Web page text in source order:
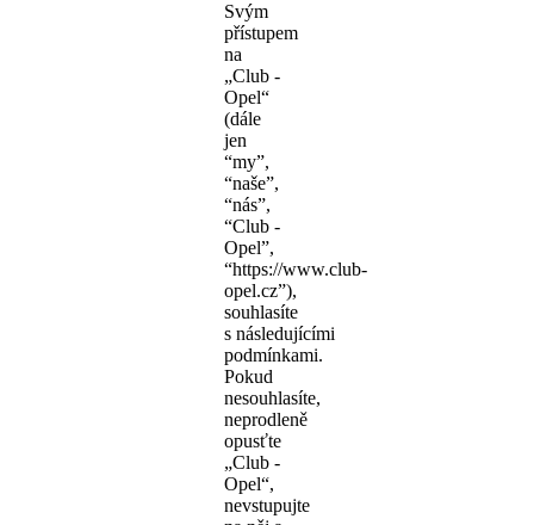
Svým
přístupem
na
„Club -
Opel“
(dále
jen
“my”,
“naše”,
“nás”,
“Club -
Opel”,
“https://www.club-
opel.cz”),
souhlasíte
s následujícími
podmínkami.
Pokud
nesouhlasíte,
neprodleně
opusťte
„Club -
Opel“,
nevstupujte